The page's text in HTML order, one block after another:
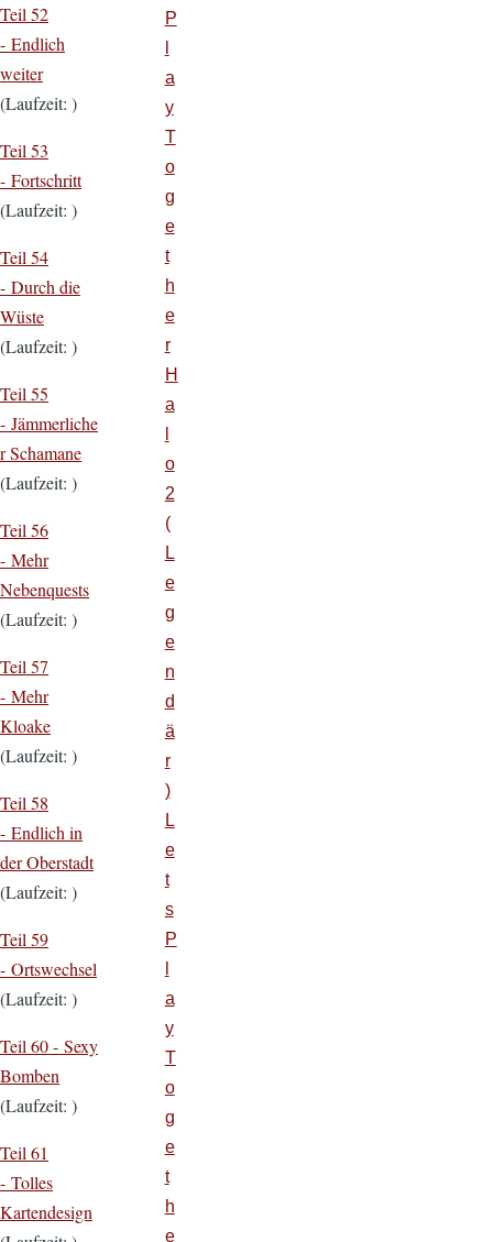
Teil 52
- Endlich
weiter
(Laufzeit: )
Teil 53
- Fortschritt
(Laufzeit: )
Teil 54
- Durch die
Wüste
(Laufzeit: )
Teil 55
- Jämmerliche
r Schamane
(Laufzeit: )
Teil 56
- Mehr
Nebenquests
(Laufzeit: )
Teil 57
- Mehr
Kloake
(Laufzeit: )
Teil 58
- Endlich in
der Oberstadt
(Laufzeit: )
Teil 59
- Ortswechsel
(Laufzeit: )
Teil 60 - Sexy
Bomben
(Laufzeit: )
Teil 61
- Tolles
Kartendesign
P
a
y
T
o
g
e
t
h
e
r
H
a
o
2
(
L
e
g
e
n
d
ä
r
)
L
e
t
s
P
a
y
T
o
g
e
t
h
e